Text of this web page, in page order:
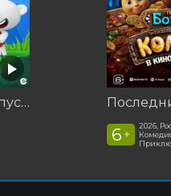
МУЛЬТ в кино. Выпуск №198. Некогда скучать
6 +
2026,